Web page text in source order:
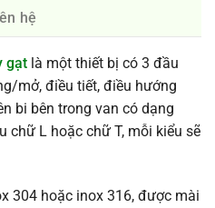
hệ
gạt là một thiết bị có 3 đầu
mở, điều tiết, điều hướng
bi bên trong van có dạng
chữ L hoặc chữ T, mỗi kiểu sẽ
304 hoặc inox 316, được mài